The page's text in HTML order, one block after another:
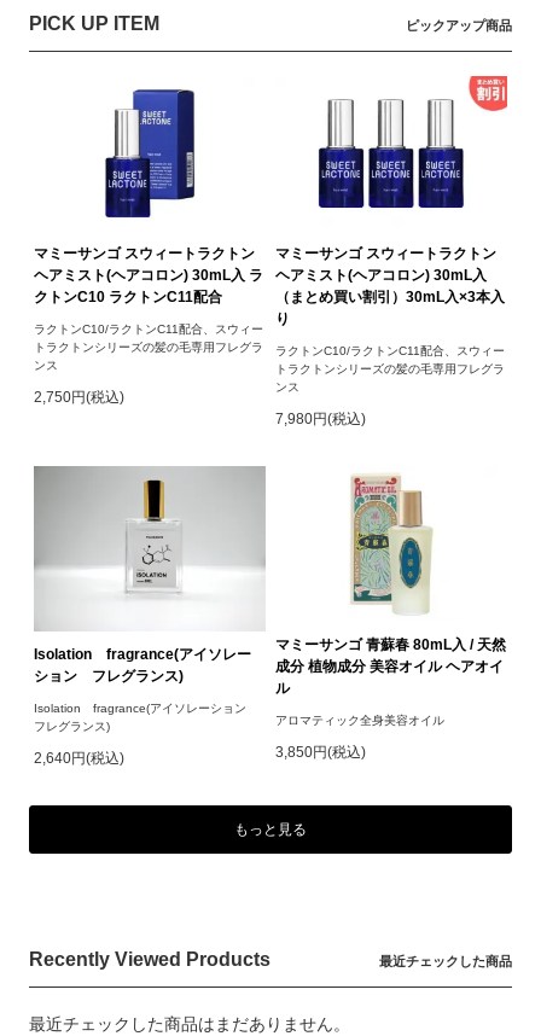
PICK UP ITEM ピックアップ商品
マミーサンゴ スウィートラクトン
ヘアミスト(ヘアコロン) 30mL入 ラ
クトンC10 ラクトンC11配合
ラクトンC10/ラクトンC11配合、スウィー
トラクトンシリーズの髪の毛専用フレグラ
ンス
2,750円(税込)
マミーサンゴ スウィートラクトン
ヘアミスト(ヘアコロン) 30mL入
（まとめ買い割引）30mL入×3本入
り
ラクトンC10/ラクトンC11配合、スウィー
トラクトンシリーズの髪の毛専用フレグラ
ンス
7,980円(税込)
Isolation fragrance(アイソレー
ション フレグランス)
Isolation fragrance(アイソレーション
フレグランス)
2,640円(税込)
マミーサンゴ 青蘇春 80mL入 / 天然
成分 植物成分 美容オイル ヘアオイ
ル
アロマティック全身美容オイル
3,850円(税込)
もっと見る
Recently Viewed Products 最近チェックした商品
最近チェックした商品はまだありません。